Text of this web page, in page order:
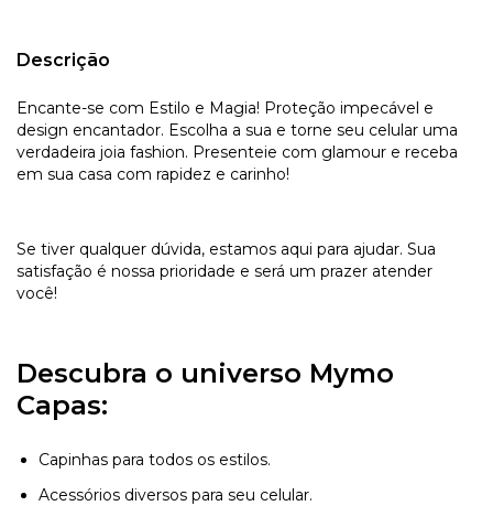
Descrição
Encante-se com Estilo e Magia! Proteção impecável e
design encantador. Escolha a sua e torne seu celular uma
verdadeira joia fashion. Presenteie com glamour e receba
em sua casa com rapidez e carinho!
Se tiver qualquer dúvida, estamos aqui para ajudar. Sua
satisfação é nossa prioridade e será um prazer atender
você!
Descubra o universo Mymo
Capas:
Capinhas para todos os estilos.
Acessórios diversos para seu celular.